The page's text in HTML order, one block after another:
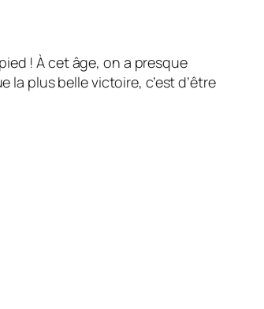
! À cet âge, on a presque
plus belle victoire, c’est d’être